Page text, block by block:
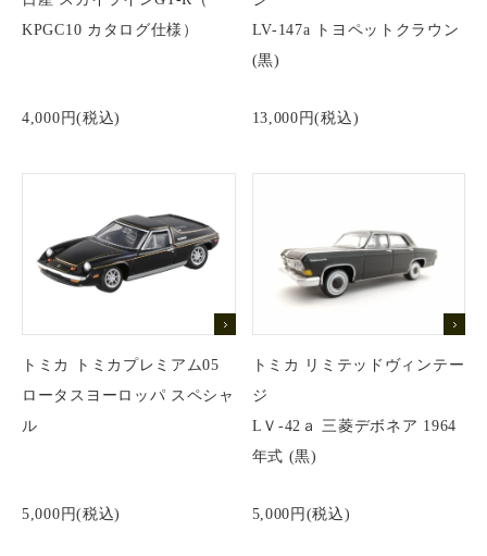
KPGC10 カタログ仕様）
4,000円(税込)
LV-147a トヨペットクラウン
(黒)
13,000円(税込)
トミカ トミカプレミアム05
ロータスヨーロッパ スペシャ
ル
5,000円(税込)
トミカ リミテッドヴィンテー
ジ
LＶ-42ａ 三菱デボネア 1964
年式 (黒)
5,000円(税込)